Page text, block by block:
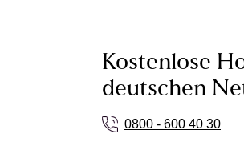
Kostenlose
deutschen
0800 - 600 40 30